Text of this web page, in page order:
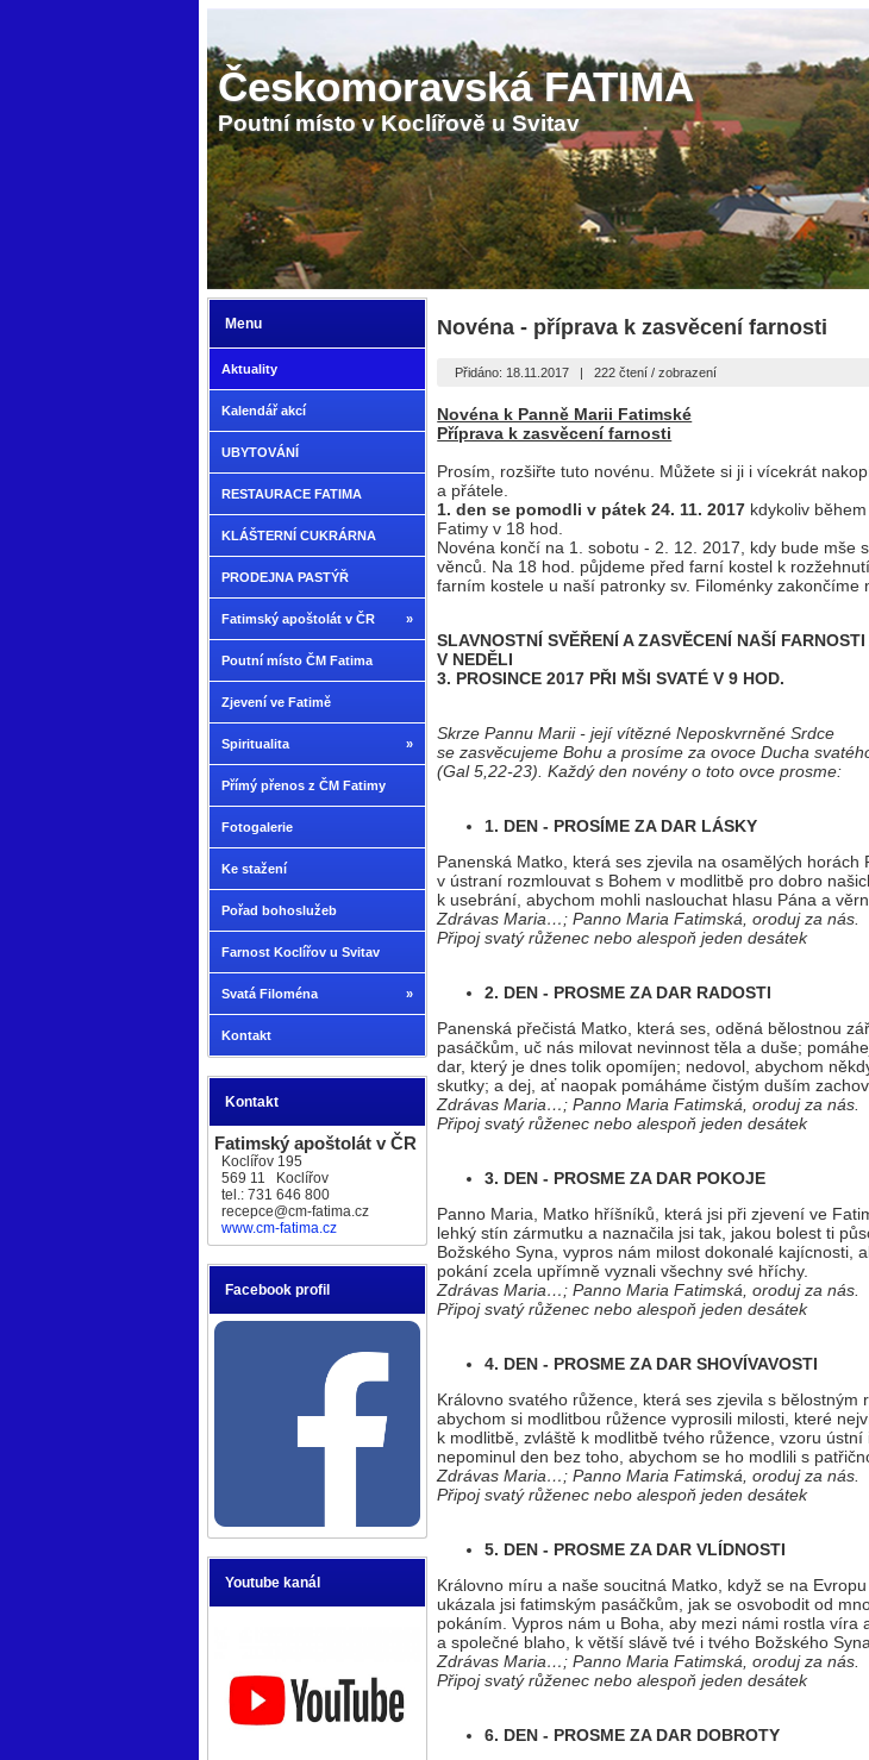
Českomoravská FATIMA
Poutní místo v Koclířově u Svitav
Menu
Aktuality
Kalendář akcí
UBYTOVÁNÍ
RESTAURACE FATIMA
KLÁŠTERNÍ CUKRÁRNA
PRODEJNA PASTÝŘ
»
Fatimský apoštolát v ČR
Poutní místo ČM Fatima
Zjevení ve Fatimě
»
Spiritualita
Přímý přenos z ČM Fatimy
Fotogalerie
Ke stažení
Pořad bohoslužeb
Farnost Koclířov u Svitav
»
Svatá Filoména
Kontakt
Kontakt
Fatimský apoštolát v ČR
Koclířov 195
569 11 Koclířov
tel.: 731 646 800
recepce@cm-fatima.cz
www.cm-fatima.cz
Facebook profil
Youtube kanál
Novéna - příprava k zasvěcení farnosti
Přidáno: 18.11.2017 |222 čtení / zobrazení
Novéna k Panně Marii Fatimské
Příprava k zasvěcení farnosti
Prosím, rozšiřte tuto novénu. Můžete si ji i vícekrát
a přátele.
1. den se pomodli v pátek 24. 11. 2017 kdykoliv
Fatimy v 18 hod.
Novéna končí na 1. sobotu - 2. 12. 2017, kdy bude mše
věnců. Na 18 hod. půjdeme před farní kostel k
farním kostele u naší patronky sv. Filoménky zakončíme
SLAVNOSTNÍ SVĚŘENÍ A ZASVĚCENÍ NAŠÍ
V NEDĚLI
3. PROSINCE 2017 PŘI MŠI SVATÉ V 9 HOD.
Skrze Pannu Marii - její vítězné Neposkvrněné Srdce
se zasvěcujeme Bohu a prosíme za ovoce Ducha
(Gal 5,22-23). Každý den novény o toto ovce prosme:
1. DEN - PROSÍME ZA DAR LÁSKY
Panenská Matko, která ses zjevila na osamělých
v ústraní rozmlouvat s Bohem v modlitbě pro dobro
k usebrání, abychom mohli naslouchat hlasu Pána a
Zdrávas Maria…; Panno Maria Fatimská, oroduj za nás.
Připoj svatý růženec nebo alespoň jeden desátek
2. DEN - PROSME ZA DAR RADOSTI
Panenská přečistá Matko, která ses, oděná bělostnou
pasáčkům, uč nás milovat nevinnost těla a duše;
dar, který je dnes tolik opomíjen; nedovol, abychom
skutky; a dej, ať naopak pomáháme čistým duším
Zdrávas Maria…; Panno Maria Fatimská, oroduj za nás.
Připoj svatý růženec nebo alespoň jeden desátek
3. DEN - PROSME ZA DAR POKOJE
Panno Maria, Matko hříšníků, která jsi při zjevení ve
lehký stín zármutku a naznačila jsi tak, jakou bolest ti
Božského Syna, vypros nám milost dokonalé kajícnosti,
pokání zcela upřímně vyznali všechny své hříchy.
Zdrávas Maria…; Panno Maria Fatimská, oroduj za nás.
Připoj svatý růženec nebo alespoň jeden desátek
4. DEN - PROSME ZA DAR SHOVÍVAVOSTI
Královno svatého růžence, která ses zjevila s bělostným
abychom si modlitbou růžence vyprosili milosti, které
k modlitbě, zvláště k modlitbě tvého růžence, vzoru
nepominul den bez toho, abychom se ho modlili s
Zdrávas Maria…; Panno Maria Fatimská, oroduj za nás.
Připoj svatý růženec nebo alespoň jeden desátek
5. DEN - PROSME ZA DAR VLÍDNOSTI
Královno míru a naše soucitná Matko, když se na
ukázala jsi fatimským pasáčkům, jak se osvobodit od
pokáním. Vypros nám u Boha, aby mezi námi rostla
a společné blaho, k větší slávě tvé i tvého Božského Syna.
Zdrávas Maria…; Panno Maria Fatimská, oroduj za nás.
Připoj svatý růženec nebo alespoň jeden desátek
6. DEN - PROSME ZA DAR DOBROTY